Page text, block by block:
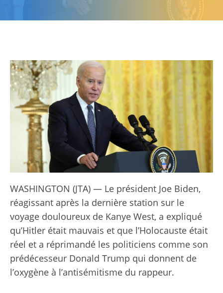
WASHINGTON (JTA) — Le président Joe Biden,
réagissant après la dernière station sur le
voyage douloureux de Kanye West, a expliqué
qu’Hitler était mauvais et que l’Holocauste était
réel et a réprimandé les politiciens comme son
prédécesseur Donald Trump qui donnent de
l’oxygène à l’antisémitisme du rappeur.